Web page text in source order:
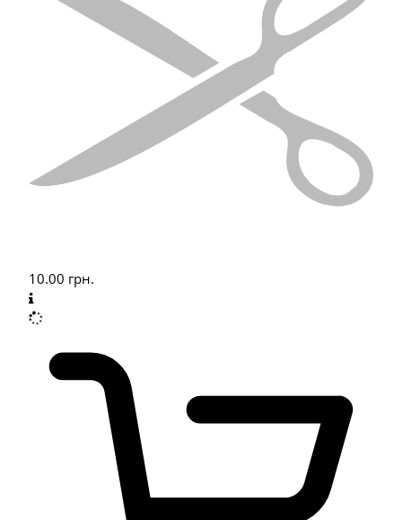
10.00 грн.